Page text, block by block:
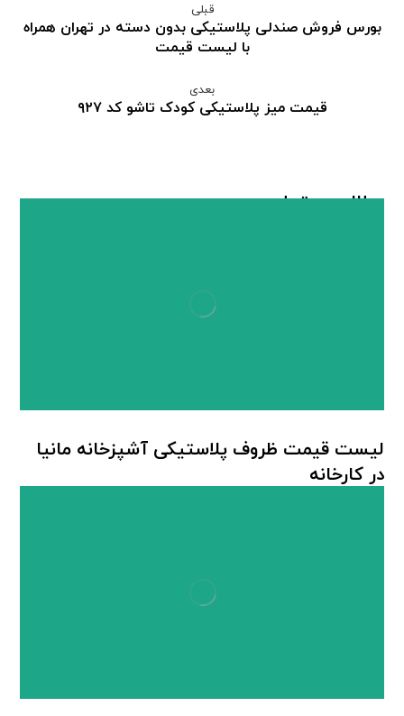
قبلی
بورس فروش صندلی پلاستیکی بدون دسته در تهران همراه
با لیست قیمت
بعدی
قیمت میز پلاستیکی کودک تاشو کد ۹۲۷
مطالب مرتبط ...
لیست قیمت ظروف پلاستیکی آشپزخانه مانیا
در کارخانه